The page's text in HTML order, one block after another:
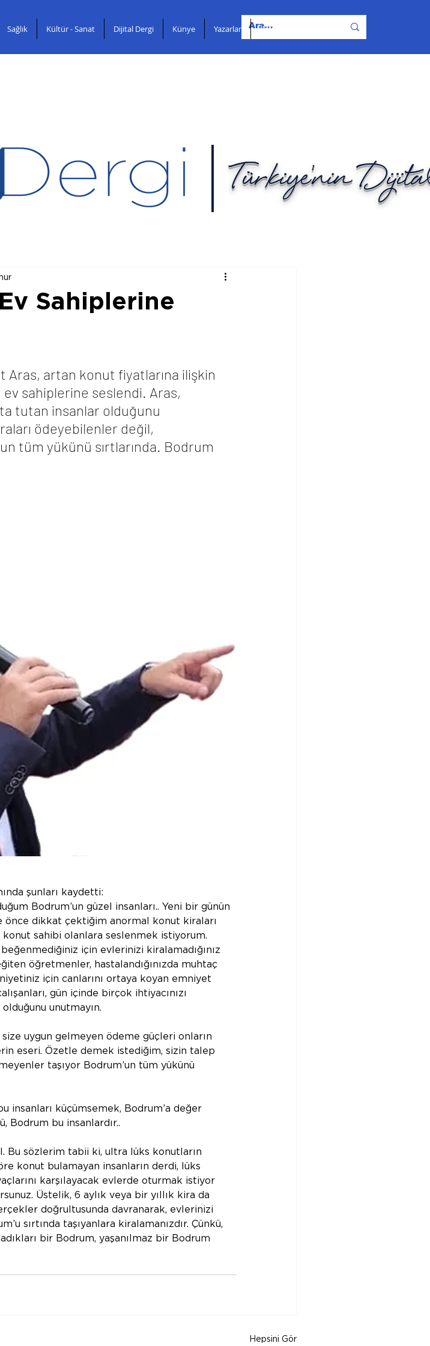
Sağlık Kültür - Sanat Dijital Dergi Künye Yazarlar İletişim
Türkiye'nin
Sahiplerine
Aras, artan konut fiyatlarına ilişkin
sahiplerine seslendi. Aras,
tutan insanlar olduğunu
ödeyebilenler değil,
tüm yükünü sırtlarında. Bodrum
şunları kaydetti:
Bodrum’un güzel insanları.. Yeni bir günün
önce dikkat çektiğim anormal konut kiraları
konut sahibi olanlara seslenmek istiyorum.
için evlerinizi kiralamadığınız
öğretmenler, hastalandığınızda muhtaç
için canlarını ortaya koyan emniyet
gün içinde birçok ihtiyacınızı
unutmayın.
uygun gelmeyen ödeme güçleri onların
eseri. Özetle demek istediğim, sizin talep
taşıyor Bodrum’un tüm yükünü
insanları küçümsemek, Bodrum’a değer
Bodrum bu insanlardır..
Bu sözlerim tabii ki, ultra lüks konutların
konut bulamayan insanların derdi, lüks
karşılayacak evlerde oturmak istiyor
Üstelik, 6 aylık veya bir yıllık kira da
doğrultusunda davranarak, evlerinizi
sırtında taşıyanlara kiralamanızdır. Çünkü,
bir Bodrum, yaşanılmaz bir Bodrum
Hepsini Gör